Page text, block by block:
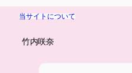
当サイトについて
竹内咲奈